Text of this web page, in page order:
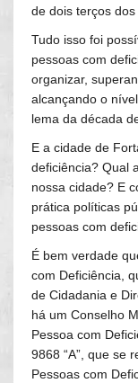
de dois terços
Tudo isso foi
pessoas com
organizar,
alcançando o
lema da década
E a cidade de
deficiência? Qual
nossa cidade? E
prática políticas
pessoas com
É bem verdade
com Deficiência,
de Cidadania e
há um Conselho
Pessoa com
9868 “A”, que se
Pessoas com